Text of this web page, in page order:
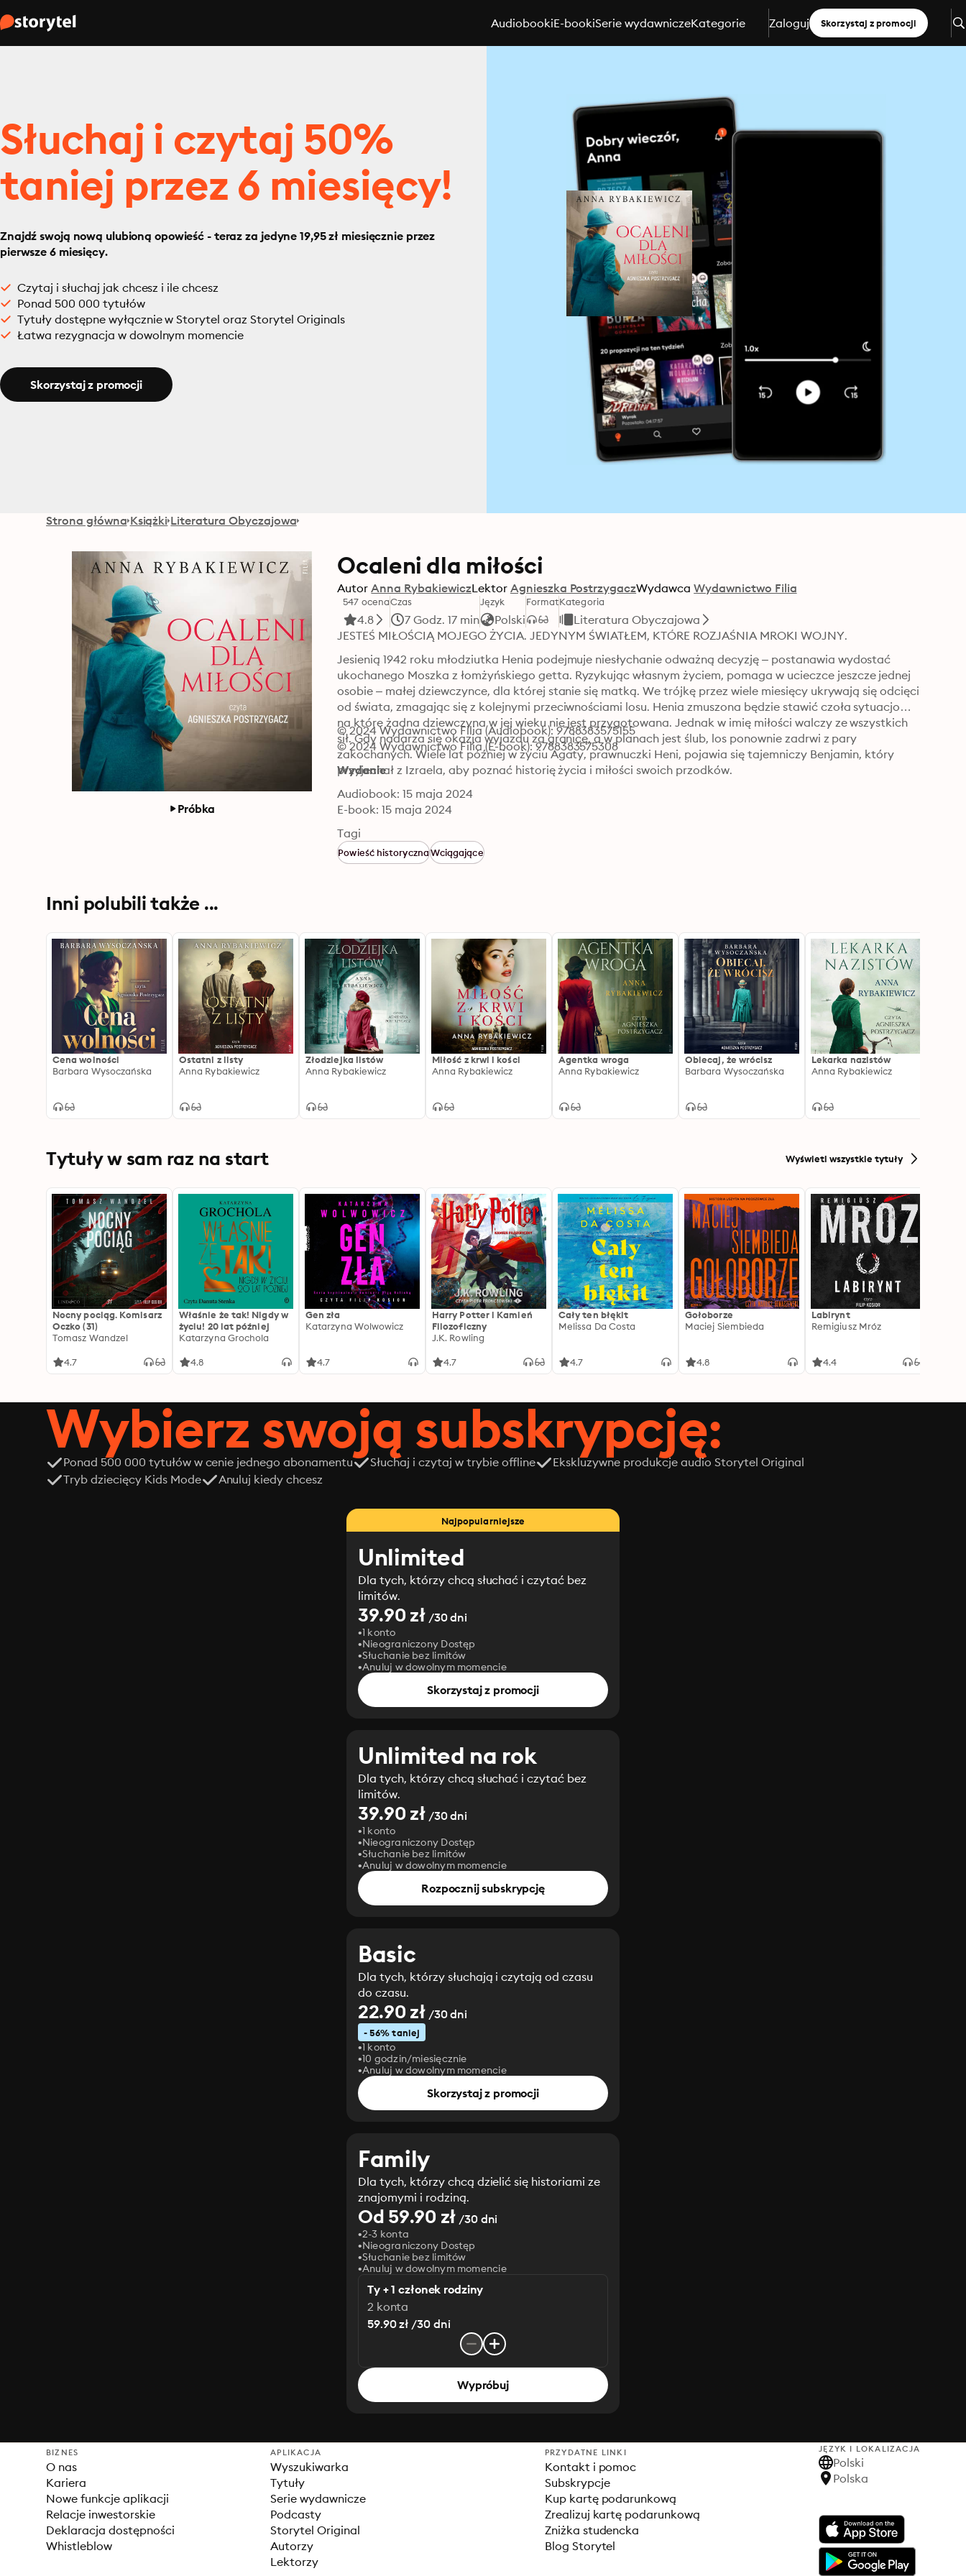
AudiobookiE-bookiSerie wydawniczeKategorie Zaloguj Skorzystaj z promocji
Słuchaj i czytaj 50%
taniej przez 6 miesięcy!
Znajdź swoją nową ulubioną opowieść - teraz za jedyne 19,95 zł miesięcznie przez
pierwsze 6 miesięcy.
Czytaj i słuchaj jak chcesz i ile chcesz
Ponad 500 000 tytułów
Tytuły dostępne wyłącznie w Storytel oraz Storytel Originals
Łatwa rezygnacja w dowolnym momencie
Skorzystaj z promocji
Strona główna Książki Literatura Obyczajowa
Próbka
Ocaleni dla miłości
Autor Anna RybakiewiczLektor Agnieszka PostrzygaczWydawca Wydawnictwo Filia
547 ocena
4.8
Czas
7 Godz. 17 min
Język
Polski
FormatKategoria
Literatura Obyczajowa
JESTEŚ MIŁOŚCIĄ MOJEGO ŻYCIA. JEDYNYM ŚWIATŁEM, KTÓRE ROZJAŚNIA MROKI WOJNY.
Jesienią 1942 roku młodziutka Henia podejmuje niesłychanie odważną decyzję – postanawia wydostać
ukochanego Moszka z łomżyńskiego getta. Ryzykując własnym życiem, pomaga w ucieczce jeszcze jednej
osobie – małej dziewczynce, dla której stanie się matką. We trójkę przez wiele miesięcy ukrywają się odcięci
od świata, zmagając się z kolejnymi przeciwnościami losu. Henia zmuszona będzie stawić czoła sytuacjom,
na które żadna dziewczyna w jej wieku nie jest przygotowana. Jednak w imię miłości walczy ze wszystkich
sił. Gdy nadarza się okazja wyjazdu za granicę, a w planach jest ślub, los ponownie zadrwi z pary
zakochanych. Wiele lat później w życiu Agaty, prawnuczki Heni, pojawia się tajemniczy Benjamin, który
przyjechał z Izraela, aby poznać historię życia i miłości swoich przodków.
© 2024 Wydawnictwo Filia (Audiobook): 9788383575155
© 2024 Wydawnictwo Filia (E-book): 9788383575308
Wydanie
Audiobook: 15 maja 2024
E-book: 15 maja 2024
Tagi
Powieść historycznaWciągające
Inni polubili także ...
Cena wolności
Barbara Wysoczańska
Ostatni z listy
Anna Rybakiewicz
Złodziejka listów
Anna Rybakiewicz
Miłość z krwi i kości
Anna Rybakiewicz
Agentka wroga
Anna Rybakiewicz
Obiecaj, że wrócisz
Barbara Wysoczańska
Lekarka nazistów
Anna Rybakiewicz
Tytuły w sam raz na start Wyświetl wszystkie tytuły
Nocny pociąg. Komisarz
Oczko (31)
Tomasz Wandzel
4.7
Właśnie że tak! Nigdy w
życiu! 20 lat później
Katarzyna Grochola
4.8
Gen zła
Katarzyna Wolwowicz
4.7
Harry Potter i Kamień
Filozoficzny
J.K. Rowling
4.7
Cały ten błękit
Melissa Da Costa
4.7
Gołoborze
Maciej Siembieda
4.8
Labirynt
Remigiusz Mróz
4.4
Wybierz swoją subskrypcję:
Ponad 500 000 tytułów w cenie jednego abonamentu Słuchaj i czytaj w trybie offline
Ekskluzywne produkcje audio Storytel Original
Tryb dziecięcy Kids Mode
Anuluj kiedy chcesz
Najpopularniejsze
Unlimited
Dla tych, którzy chcą słuchać i czytać bez
limitów.
39.90 zł/30 dni
1 konto
Nieograniczony Dostęp
Słuchanie bez limitów
Anuluj w dowolnym momencie
Skorzystaj z promocji
Unlimited na rok
Dla tych, którzy chcą słuchać i czytać bez
limitów.
39.90 zł/30 dni
1 konto
Nieograniczony Dostęp
Słuchanie bez limitów
Anuluj w dowolnym momencie
Rozpocznij subskrypcję
Basic
Dla tych, którzy słuchają i czytają od czasu
do czasu.
22.90 zł/30 dni
- 56% taniej
1 konto
10 godzin/miesięcznie
Anuluj w dowolnym momencie
Skorzystaj z promocji
Family
Dla tych, którzy chcą dzielić się historiami ze
znajomymi i rodziną.
Od 59.90 zł /30 dni
2-3 konta
Nieograniczony Dostęp
Słuchanie bez limitów
Anuluj w dowolnym momencie
Ty + 1 członek rodziny
2 konta
59.90 zł /30 dni
Wypróbuj
BIZNES
O nas
Kariera
Nowe funkcje aplikacji
Relacje inwestorskie
Deklaracja dostępności
Whistleblow
APLIKACJA
Wyszukiwarka
Tytuły
Serie wydawnicze
Podcasty
Storytel Original
Autorzy
Lektorzy
PRZYDATNE LINKI
Kontakt i pomoc
Subskrypcje
Kup kartę podarunkową
Zrealizuj kartę podarunkową
Zniżka studencka
Blog Storytel
JĘZYK I LOKALIZACJA
Polski
Polska